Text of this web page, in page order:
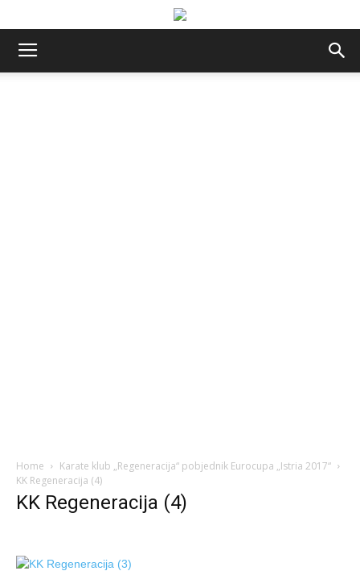
Home
Karate klub „Regeneracija“ pobjednik Eurocupa „Istria 2017“
KK Regeneracija (4)
KK Regeneracija (4)